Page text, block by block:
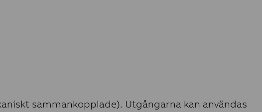
sammankopplade). Utgångarna kan användas